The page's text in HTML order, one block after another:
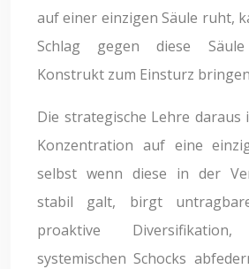
auf einer einzigen Säule ruht,
Schlag gegen diese
Konstrukt zum Einsturz
Die strategische Lehre daraus
Konzentration auf eine
selbst wenn diese in der
stabil galt, birgt
proaktive
systemischen Schocks